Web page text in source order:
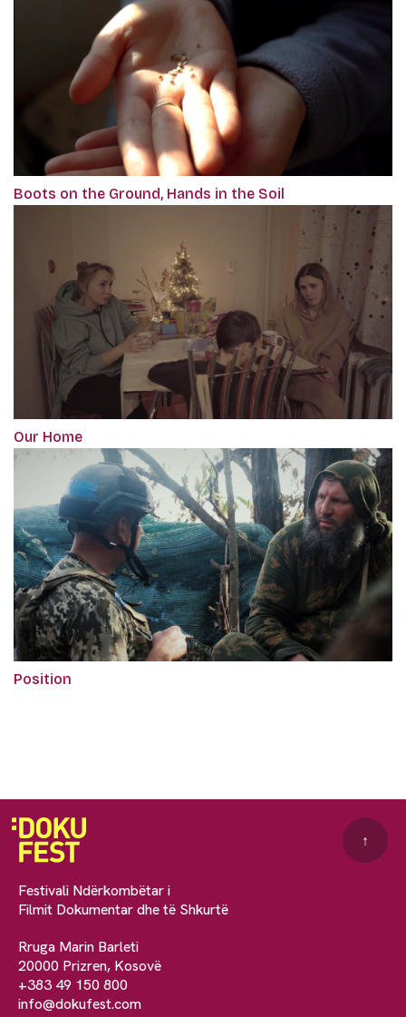
Boots on the Ground, Hands in the Soil
Our Home
Position
Festivali Ndërkombëtar i
Filmit Dokumentar dhe të Shkurtë
Rruga Marin Barleti
20000 Prizren, Kosovë
+383 49 150 800
info@dokufest.com
↑